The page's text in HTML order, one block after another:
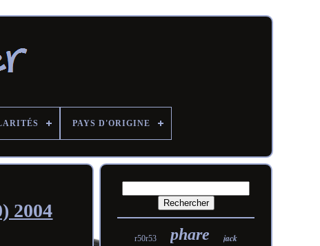
PAYS D'ORIGINE
2004
r50r53 phare jack